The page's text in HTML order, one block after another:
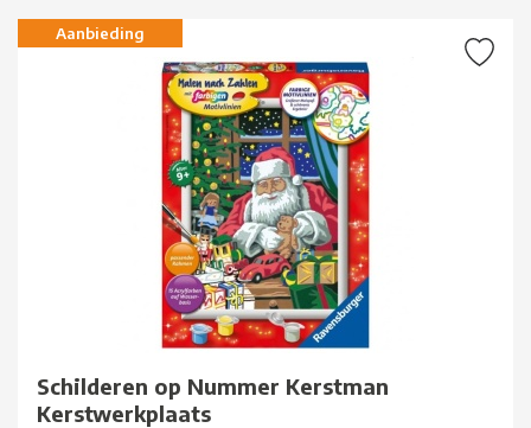
Aanbieding
Schilderen op Nummer Kerstman
Kerstwerkplaats